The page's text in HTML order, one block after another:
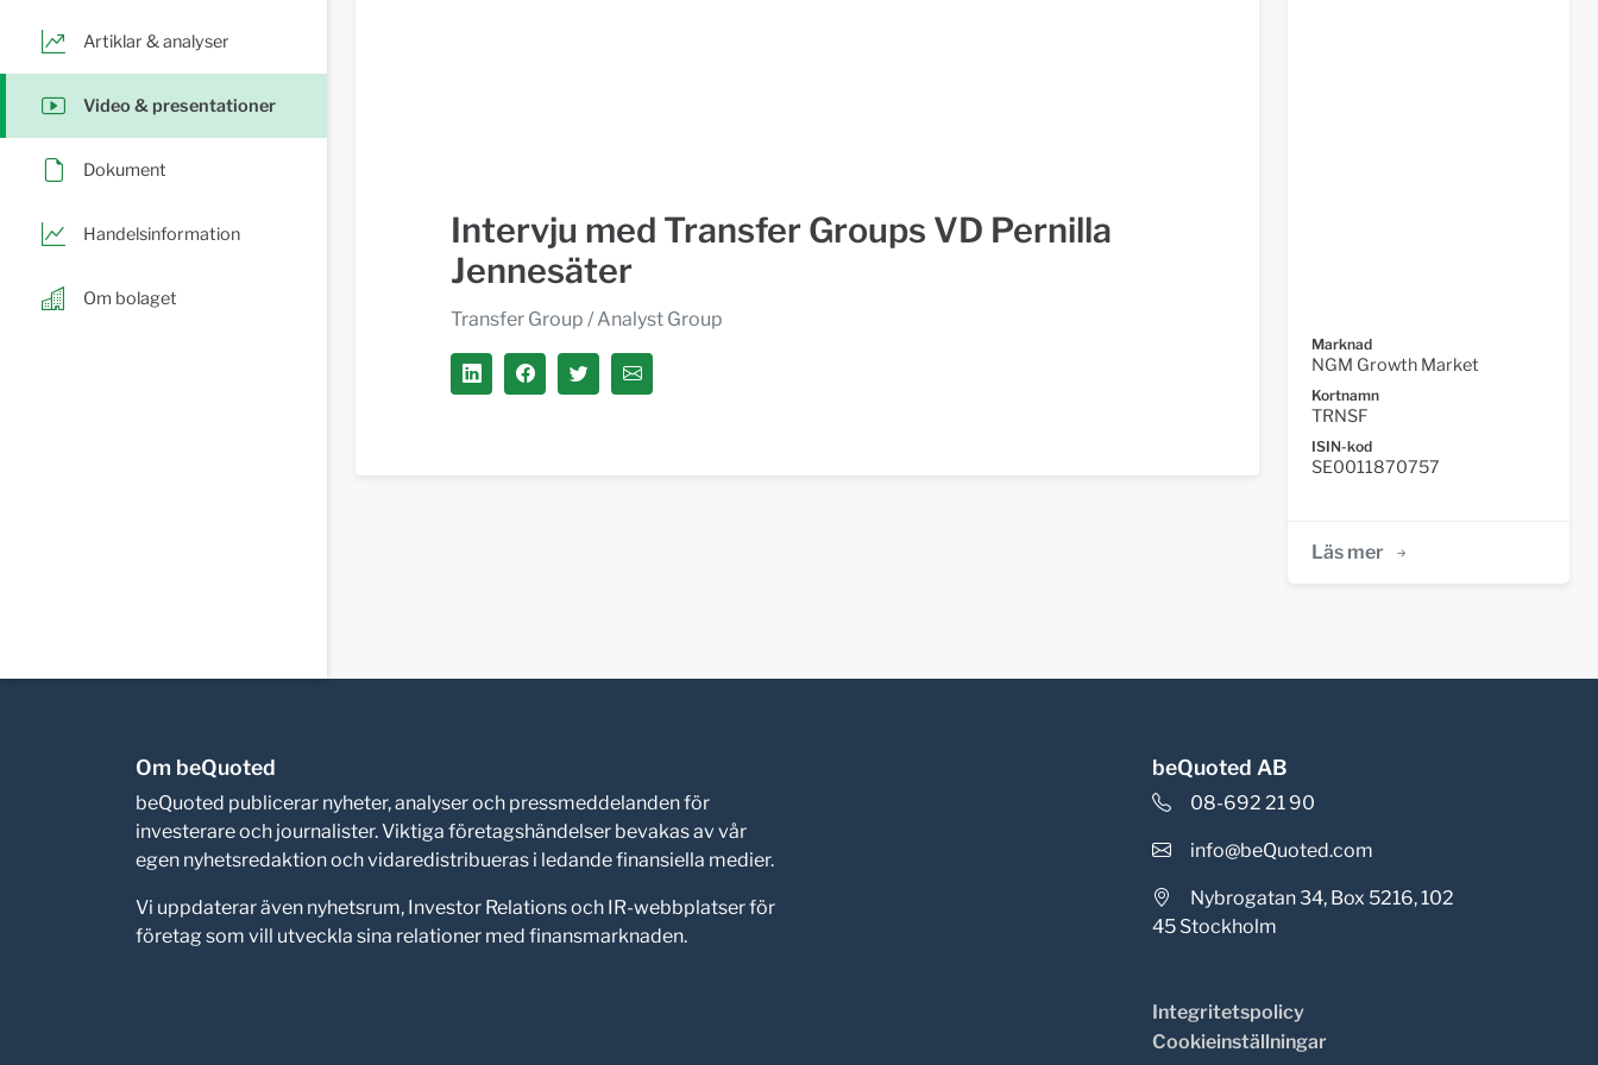
Artiklar & analyser
Video & presentationer
Dokument
Handelsinformation
Om bolaget
Intervju med Transfer Groups VD Pernilla
Jennesäter
Transfer Group / Analyst Group
Marknad
NGM Growth Market
Kortnamn
TRNSF
ISIN-kod
SE0011870757
Läs mer
Om beQuoted
beQuoted publicerar nyheter, analyser och pressmeddelanden för
investerare och journalister. Viktiga företagshändelser bevakas av vår
egen nyhetsredaktion och vidaredistribueras i ledande finansiella medier.
Vi uppdaterar även nyhetsrum, Investor Relations och IR-webbplatser för
företag som vill utveckla sina relationer med finansmarknaden.
beQuoted AB
08-692 21 90
info@beQuoted.com
Nybrogatan 34, Box 5216, 102
45 Stockholm
Integritetspolicy
Cookieinställningar